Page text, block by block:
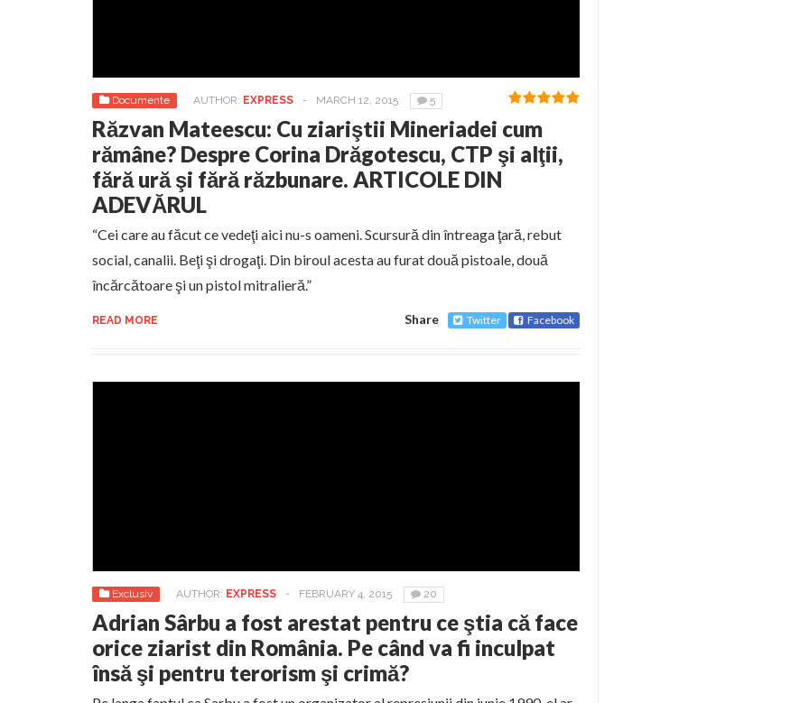
Documente AUTHOR: EXPRESS - MARCH 12, 2015 5
Răzvan Mateescu: Cu ziariştii Mineriadei cum
rămâne? Despre Corina Drăgotescu, CTP şi alţii,
fără ură şi fără răzbunare. ARTICOLE DIN
ADEVĂRUL
“Cei care au făcut ce vedeţi aici nu-s oameni. Scursură din întreaga ţară, rebut
social, canalii. Beţi şi drogaţi. Din biroul acesta au furat două pistoale, două
încărcătoare şi un pistol mitralieră.”
READ MORE Share Twitter Facebook
Exclusiv AUTHOR: EXPRESS - FEBRUARY 4, 2015 20
Adrian Sârbu a fost arestat pentru ce ştia că face
orice ziarist din România. Pe când va fi inculpat
însă şi pentru terorism şi crimă?